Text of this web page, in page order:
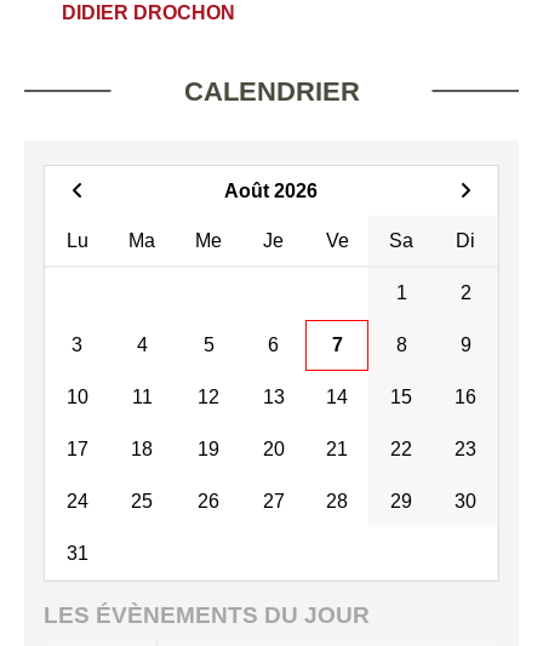
DIDIER DROCHON
CALENDRIER
Août 2026
Lu Ma Me Je Ve Sa Di
1 2
3 4 5 6 7 8 9
10 11 12 13 14 15 16
17 18 19 20 21 22 23
24 25 26 27 28 29 30
31
LES ÉVÈNEMENTS DU JOUR